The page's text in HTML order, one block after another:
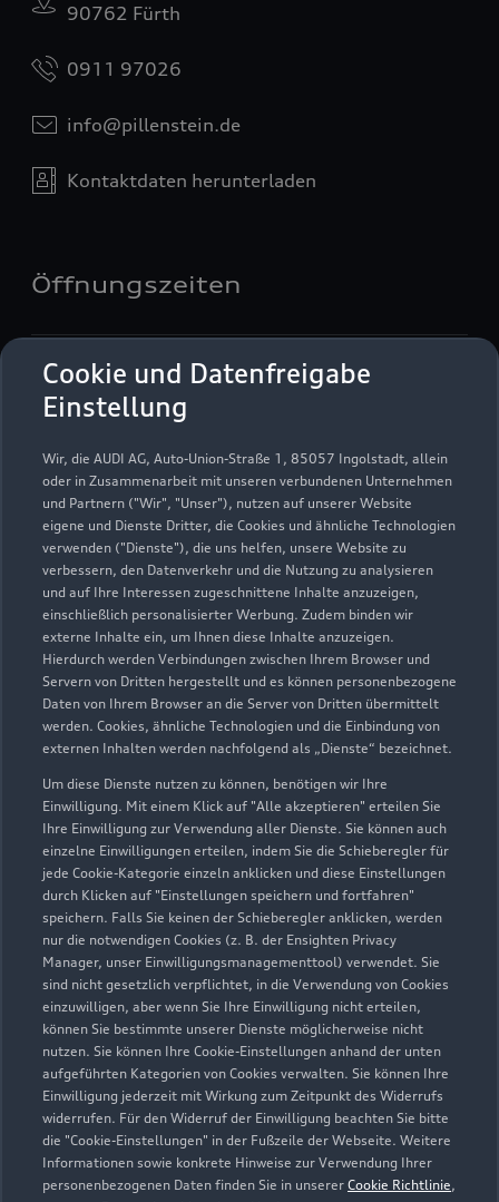
Cookie und Datenfreigabe
Einstellung
Wir, die AUDI AG, Auto-Union-Straße 1, 85057 Ingolstadt, allein
oder in Zusammenarbeit mit unseren verbundenen Unternehmen
und Partnern ("Wir", "Unser"), nutzen auf unserer Website
eigene und Dienste Dritter, die Cookies und ähnliche Technologien
verwenden ("Dienste"), die uns helfen, unsere Website zu
verbessern, den Datenverkehr und die Nutzung zu analysieren
und auf Ihre Interessen zugeschnittene Inhalte anzuzeigen,
einschließlich personalisierter Werbung. Zudem binden wir
externe Inhalte ein, um Ihnen diese Inhalte anzuzeigen.
Hierdurch werden Verbindungen zwischen Ihrem Browser und
Servern von Dritten hergestellt und es können personenbezogene
Daten von Ihrem Browser an die Server von Dritten übermittelt
werden. Cookies, ähnliche Technologien und die Einbindung von
externen Inhalten werden nachfolgend als „Dienste“ bezeichnet.
Um diese Dienste nutzen zu können, benötigen wir Ihre
Einwilligung. Mit einem Klick auf "Alle akzeptieren" erteilen Sie
Ihre Einwilligung zur Verwendung aller Dienste. Sie können auch
einzelne Einwilligungen erteilen, indem Sie die Schieberegler für
jede Cookie-Kategorie einzeln anklicken und diese Einstellungen
durch Klicken auf "Einstellungen speichern und fortfahren"
speichern. Falls Sie keinen der Schieberegler anklicken, werden
nur die notwendigen Cookies (z. B. der Ensighten Privacy
Manager, unser Einwilligungsmanagementtool) verwendet. Sie
sind nicht gesetzlich verpflichtet, in die Verwendung von Cookies
einzuwilligen, aber wenn Sie Ihre Einwilligung nicht erteilen,
können Sie bestimmte unserer Dienste möglicherweise nicht
nutzen. Sie können Ihre Cookie-Einstellungen anhand der unten
aufgeführten Kategorien von Cookies verwalten. Sie können Ihre
Einwilligung jederzeit mit Wirkung zum Zeitpunkt des Widerrufs
widerrufen. Für den Widerruf der Einwilligung beachten Sie bitte
die "Cookie-Einstellungen" in der Fußzeile der Webseite. Weitere
Informationen sowie konkrete Hinweise zur Verwendung Ihrer
personenbezogenen Daten finden Sie in unserer Cookie Richtlinie,
90762 Fürth
0911 97026
info@pillenstein.de
Kontaktdaten herunterladen
Öffnungszeiten
Service
Geschlossen
Samstag 08:00
Teile- & Zubehörverkauf
Geschlossen,öffnet amSamstag 08:00
Zu den Rädern